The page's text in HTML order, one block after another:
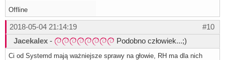
Offline
#10
2018-05-04 21:14:19
Jacekalex - Podobno człowiek...;)
Ci od Systemd mają ważniejsze sprawy na głowie, RH ma dla nich